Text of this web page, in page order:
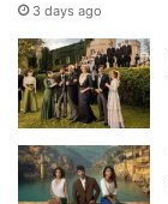
3 days ago